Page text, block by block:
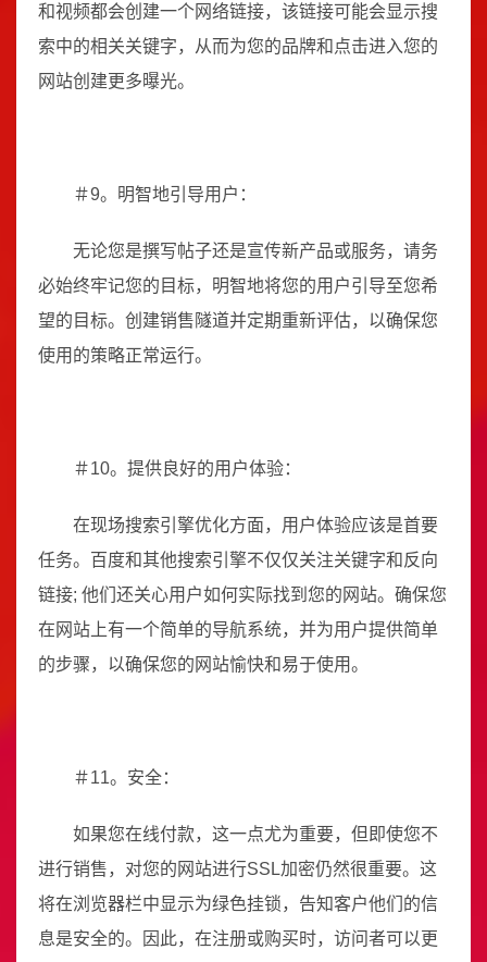
和视频都会创建一个网络链接，该链接可能会显示搜
索中的相关关键字，从而为您的品牌和点击进入您的
网站创建更多曝光。
＃9。明智地引导用户：
无论您是撰写帖子还是宣传新产品或服务，请务
必始终牢记您的目标，明智地将您的用户引导至您希
望的目标。创建销售隧道并定期重新评估，以确保您
使用的策略正常运行。
＃10。提供良好的用户体验：
在现场搜索引擎优化方面，用户体验应该是首要
任务。百度和其他搜索引擎不仅仅关注关键字和反向
链接; 他们还关心用户如何实际找到您的网站。确保您
在网站上有一个简单的导航系统，并为用户提供简单
的步骤，以确保您的网站愉快和易于使用。
＃11。安全：
如果您在线付款，这一点尤为重要，但即使您不
进行销售，对您的网站进行SSL加密仍然很重要。这
将在浏览器栏中显示为绿色挂锁，告知客户他们的信
息是安全的。因此，在注册或购买时，访问者可以更